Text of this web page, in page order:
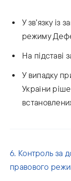
У зв’язку із
режиму
На підставі
У випадку
України
6. Контроль за
правового